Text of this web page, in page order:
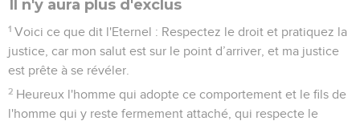
Il n'y aura plus d'exclus
1 Voici ce que dit l'Eternel : Respectez le droit et pratiquez la
justice, car mon salut est sur le point d’arriver, et ma justice
est prête à se révéler.
2 Heureux l'homme qui adopte ce comportement et le fils de
l'homme qui y reste fermement attaché, qui respecte le